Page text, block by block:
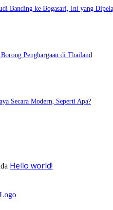
Banding ke Bogasari, Ini yang
Penghargaan di Thailand
Secara Modern, Seperti Apa?
Hello world!